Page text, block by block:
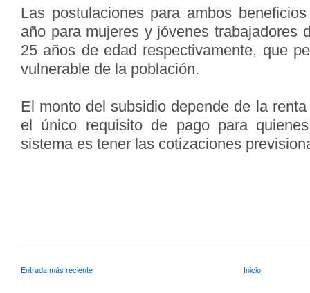
Las postulaciones para ambos
año para mujeres y jóvenes trabajadores
25 años de edad respectivamente, que
vulnerable de la población.​
El monto del subsidio depende de la
el único requisito de pago para
sistema es tener las cotizaciones
Entrada más reciente Inicio